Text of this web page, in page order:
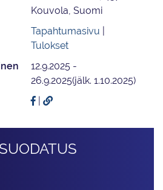
Kouvola, Suomi
Tapahtumasivu
Tulokset
12.9.2025 -
26.9.2025(jälk. 1.10.2025)
SUODATUS